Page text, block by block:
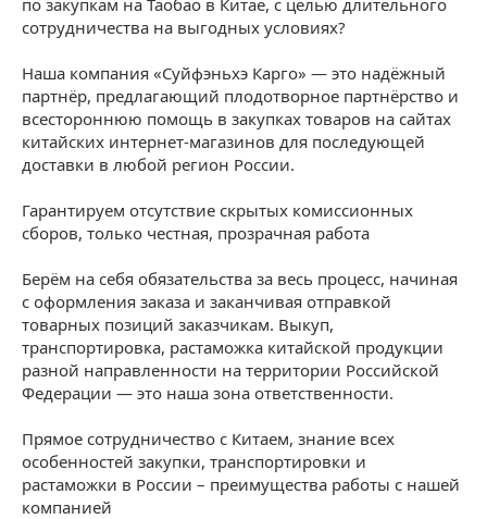
сотрудничества на выгодных условиях?
Наша компания «Суйфэньхэ Карго» — это надёжный
партнёр, предлагающий плодотворное партнёрство и
всестороннюю помощь в закупках товаров на сайтах
китайских интернет-магазинов для последующей
доставки в любой регион России.
Гарантируем отсутствие скрытых комиссионных
сборов, только честная, прозрачная работа
Берём на себя обязательства за весь процесс, начиная
с оформления заказа и заканчивая отправкой
товарных позиций заказчикам. Выкуп,
транспортировка, растаможка китайской продукции
разной направленности на территории Российской
Федерации — это наша зона ответственности.
Прямое сотрудничество с Китаем, знание всех
особенностей закупки, транспортировки и
растаможки в России – преимущества работы с нашей
компанией